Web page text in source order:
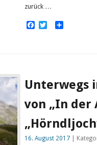
zurück …
Facebook
Twitter
Unterwegs
von „In der
16. August 2017|